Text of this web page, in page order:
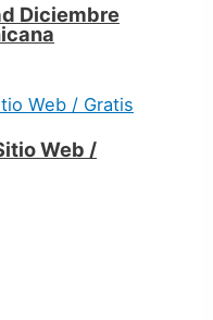
Diciembre
Web /